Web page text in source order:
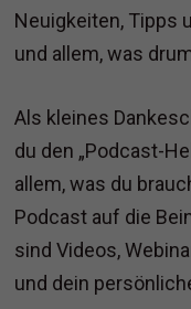
Neuigkeiten, Tipps
und allem, was
Als kleines
du den „Podcast-
allem, was du
Podcast auf die
sind Videos,
und dein